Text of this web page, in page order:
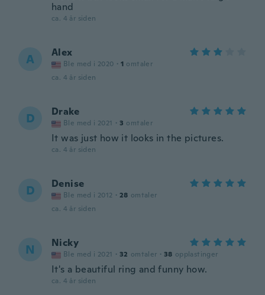
hand
ca. 4 år siden
A Alex
Ble med i 2020 · 1 omtaler
ca. 4 år siden
D Drake
Ble med i 2021 · 3 omtaler
It was just how it looks in the pictures.
ca. 4 år siden
D Denise
Ble med i 2012 · 28 omtaler
ca. 4 år siden
N Nicky
Ble med i 2021 · 32 omtaler · 38 opplastinger
It's a beautiful ring and funny how.
ca. 4 år siden